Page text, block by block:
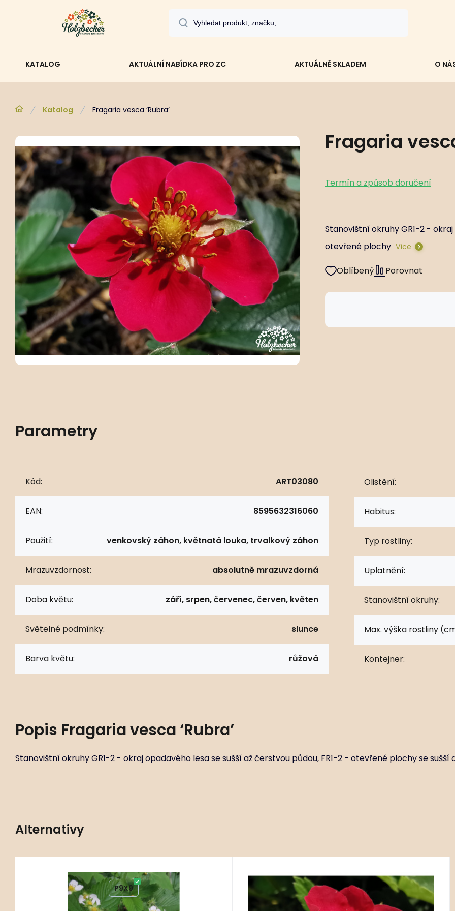
KATALOG AKTUÁLNÍ NABÍDKA PRO ZC AKTUÁLNĚ SKLADEM O
Katalog Fragaria vesca ‘Rubra’
Fragaria
Termín a způsob doručení
Stanovištní okruhy GR1-2 -
otevřené plochy Více
Oblíbený Porovnat
Parametry
Kód: ART03080
EAN: 8595632316060
Použití: venkovský záhon, květnatá louka, trvalkový záhon
Mrazuvzdornost: absolutně mrazuvzdorná
Doba květu: září, srpen, červenec, červen, květen
Světelné podmínky: slunce
Barva květu: růžová
Olistění:
Habitus:
Typ rostliny:
Uplatnění:
Stanovištní okruhy:
Max. výška rostliny
Kontejner:
Popis Fragaria vesca ‘Rubra’
Stanovištní okruhy GR1-2 - okraj opadavého lesa se sušší až čerstvou půdou, FR1-2 - otevřené plochy se
Alternativy
Fragaria vesca ‘Alexandria’
Kód:ART00481
P9X9
Stanovištní okruhy GR1-2 - okraj opadavého lesa se
Fragaria vesca ‘Rotbluhend’
Kód:ART02452
P11X11
Stanovištní okruhy GR1-2 - okraj opadavého lesa se